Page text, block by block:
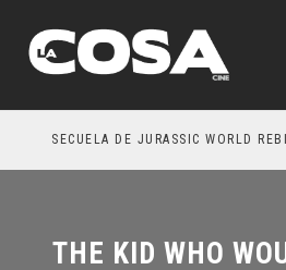
SECUELA DE JURASSIC WORLD
THE KID WHO